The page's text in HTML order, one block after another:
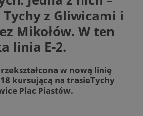
Tychy z Gliwicami i
Mikołów. W ten
linia E-2.
w nową linię
kursującą na trasieTychy
Plac Piastów.